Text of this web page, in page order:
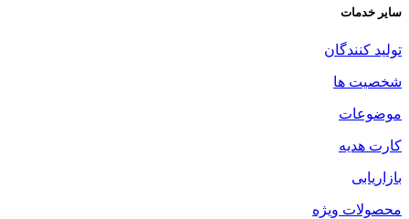
سایر خدمات
تولید کنندگان
شخصیت ها
موضوعات
کارت هدیه
بازاریابی
محصولات ویژه